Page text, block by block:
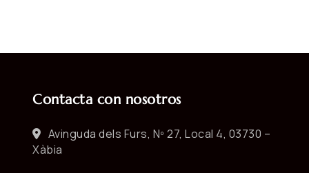
Contacta con nosotros
Avinguda dels Furs, Nº 27, Local 4, 03730 –
Xàbia